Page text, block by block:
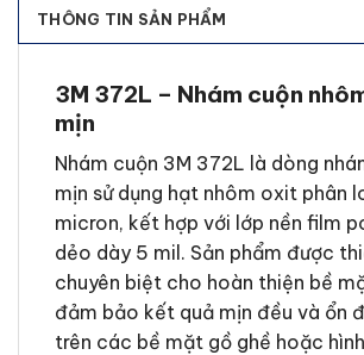
THÔNG TIN SẢN PHẨM
3M 372L – Nhám cuộn
mịn
Nhám cuộn 3M 372L là dòng
mịn sử dụng hạt nhôm oxit phân
micron, kết hợp với lớp nền film
dẻo dày 5 mil. Sản phẩm được
chuyên biệt cho hoàn thiện bề
đảm bảo kết quả mịn đều và ổn
trên các bề mặt gồ ghề hoặc